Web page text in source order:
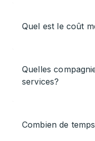
Quel est le coût
Quelles
services?
Combien de